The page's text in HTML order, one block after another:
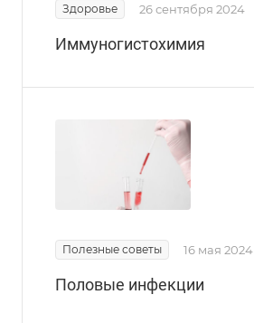
Здоровье 26 сентября 2024
Иммуногистохимия
Полезные советы 16 мая 2024
Половые инфекции